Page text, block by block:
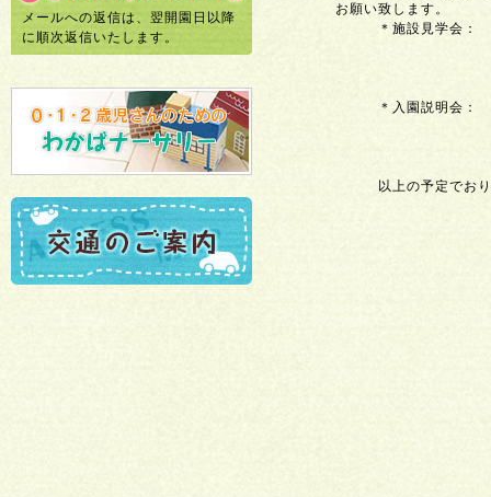
メールへの返信は、翌開園日以降
に順次返信いたします。
お願い致します。
＊施設見学会： Ｈ２
＊入園説明会： 平成
以上の予定でおります